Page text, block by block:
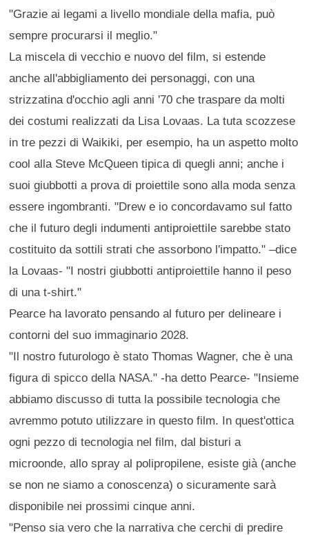
"Grazie ai legami a livello mondiale della mafia, può
sempre procurarsi il meglio."
La miscela di vecchio e nuovo del film, si estende
anche all'abbigliamento dei personaggi, con una
strizzatina d'occhio agli anni '70 che traspare da molti
dei costumi realizzati da Lisa Lovaas. La tuta scozzese
in tre pezzi di Waikiki, per esempio, ha un aspetto molto
cool alla Steve McQueen tipica di quegli anni; anche i
suoi giubbotti a prova di proiettile sono alla moda senza
essere ingombranti. "Drew e io concordavamo sul fatto
che il futuro degli indumenti antiproiettile sarebbe stato
costituito da sottili strati che assorbono l'impatto." –dice
la Lovaas- "I nostri giubbotti antiproiettile hanno il peso
di una t-shirt."
Pearce ha lavorato pensando al futuro per delineare i
contorni del suo immaginario 2028.
"Il nostro futurologo è stato Thomas Wagner, che è una
figura di spicco della NASA." -ha detto Pearce- "Insieme
abbiamo discusso di tutta la possibile tecnologia che
avremmo potuto utilizzare in questo film. In quest'ottica
ogni pezzo di tecnologia nel film, dal bisturi a
microonde, allo spray al polipropilene, esiste già (anche
se non ne siamo a conoscenza) o sicuramente sarà
disponibile nei prossimi cinque anni.
"Penso sia vero che la narrativa che cerchi di predire